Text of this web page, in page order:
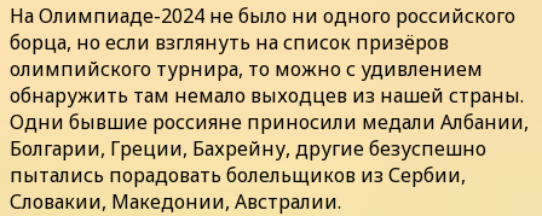
На Олимпиаде-2024 не было ни одного российского
борца, но если взглянуть на список призёров
олимпийского турнира, то можно с удивлением
обнаружить там немало выходцев из нашей страны.
Одни бывшие россияне приносили медали Албании,
Болгарии, Греции, Бахрейну, другие безуспешно
пытались порадовать болельщиков из Сербии,
Словакии, Македонии, Австралии.